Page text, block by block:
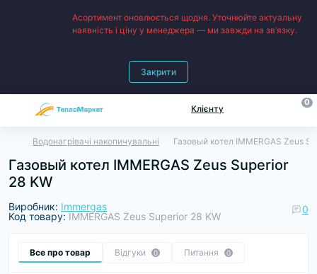
Асортимент оновлюється щодня. Уточнюйте актуальну
наявність і ціну у менеджера — ми завжди на зв’язку.
Закрити
Клієнту
0
Водонагрівачі накопичувальні Газовый котел IMMERGAS Zeus
Газовый котел IMMERGAS Zeus Superior
28 KW
Виробник: Immergas
Код товару: IMMERGAS Zeus Superior 28 KW
0
Все про товар Відгуки 0 Питання 0